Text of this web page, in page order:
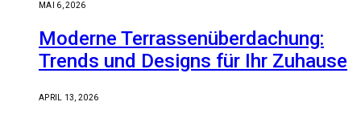
MAI 6, 2026
Moderne Terrassenüberdachung:
Trends und Designs für Ihr Zuhause
APRIL 13, 2026